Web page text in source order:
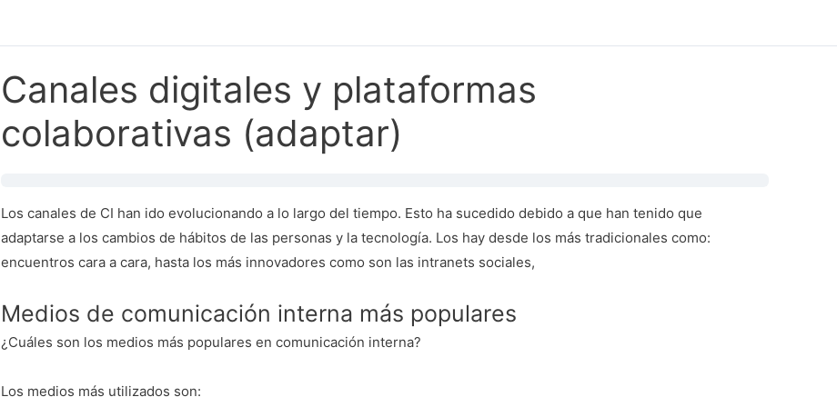
Canales digitales y plataformas
colaborativas (adaptar)
Los canales de CI han ido evolucionando a lo largo del tiempo. Esto ha sucedido debido a que han tenido que
adaptarse a los cambios de hábitos de las personas y la tecnología. Los hay desde los más tradicionales como:
encuentros cara a cara, hasta los más innovadores como son las intranets sociales,
Medios de comunicación interna más populares
¿Cuáles son los medios más populares en comunicación interna?
Los medios más utilizados son: